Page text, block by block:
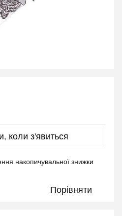
коли з'явиться
накопичувальної знижки
Порівняти